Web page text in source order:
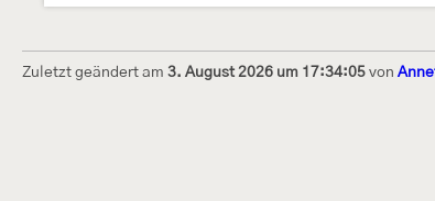
Zuletzt geändert am 3. August 2026 um 17:34:05 von